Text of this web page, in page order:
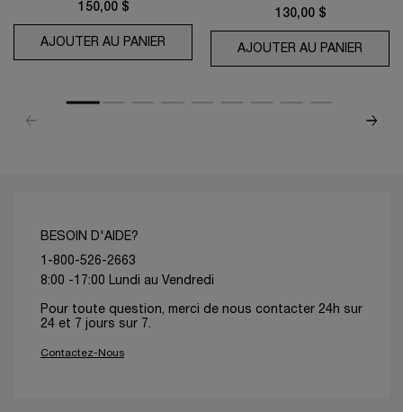
150,00 $
AJOUTER AU PANIER ABSOLUE LE FOND DE TEINT FLUIDE
130,00 $
AJOUTER AU PANIER
BESOIN D'AIDE?
1-800-526-2663
8:00 -17:00 Lundi au Vendredi
Pour toute question, merci de nous contacter 24h sur
24 et 7 jours sur 7.
Contactez-Nous